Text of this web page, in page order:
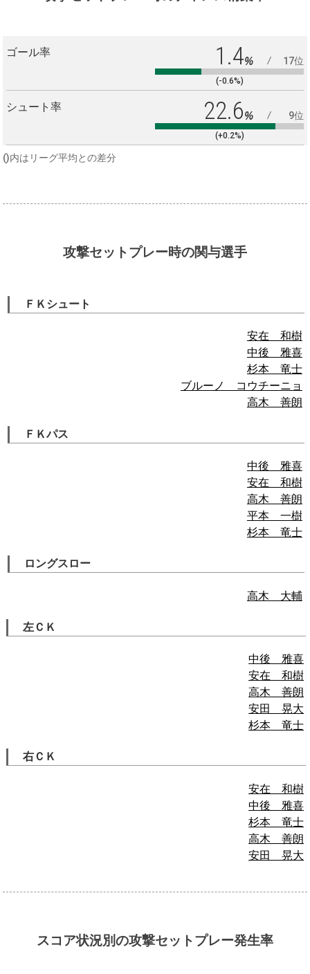
ゴール率 1.4% 17位
(-0.6%)
シュート率 22.6% 9位
(+0.2%)
()内はリーグ平均との差分
攻撃セットプレー時の関与選手
ＦＫシュート
安在 和樹
中後 雅喜
杉本 竜士
ブルーノ コウチーニョ
高木 善朗
ＦＫパス
中後 雅喜
安在 和樹
高木 善朗
平本 一樹
杉本 竜士
ロングスロー
高木 大輔
左ＣＫ
中後 雅喜
安在 和樹
高木 善朗
安田 晃大
杉本 竜士
右ＣＫ
安在 和樹
中後 雅喜
杉本 竜士
高木 善朗
安田 晃大
スコア状況別の攻撃セットプレー発生率